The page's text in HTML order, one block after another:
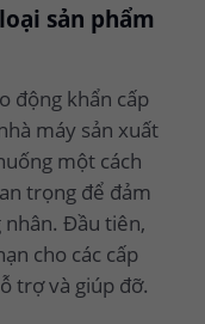
sản phẩm
động khẩn cấp
máy sản xuất
một cách
trọng để đảm
nhân. Đầu tiên,
cho các cấp
trợ và giúp đỡ.